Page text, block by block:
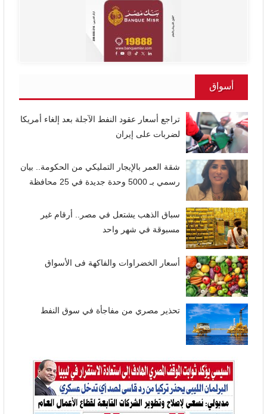
أسواق
تراجع أسعار عقود النفط الآجلة بعد إلغاء أمريكا
لضربات على إيران
شقة العمر بالإيجار التمليكي من الحكومة.. بيان
رسمي بـ 5000 وحدة جديدة في 25 محافظة
سباق الذهب يشتعل في مصر.. أرقام غير
مسبوقة في شهر واحد
أسعار الخضراوات والفاكهة فى الأسواق
تحذير مصري من مفاجأة في سوق النفط